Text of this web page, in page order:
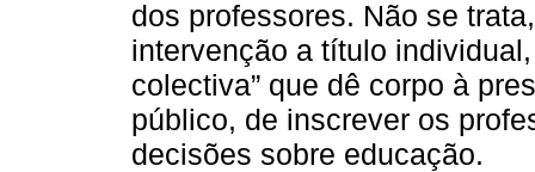
dos professores. Não se
intervenção a título
colectiva” que dê corpo à
público, de inscrever os
decisões sobre educação.